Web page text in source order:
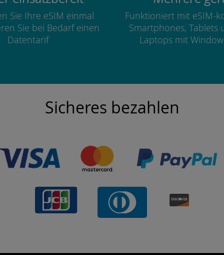
Sie Ihre eSIM einmal
Sie bei Bedarf einen
Datentarif
Funktioniert mit eSIM-
Smartphones, Tablets
Laptops mit
Sicheres bezahlen